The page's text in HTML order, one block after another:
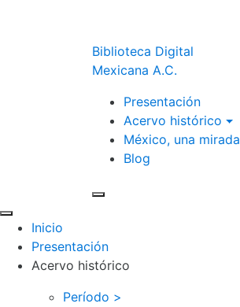
Biblioteca Digital
Mexicana A.C.
Presentación
Acervo histórico
México, una mirada
Blog
Inicio
Presentación
Acervo histórico
Período >